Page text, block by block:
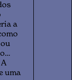
a
ou
uma